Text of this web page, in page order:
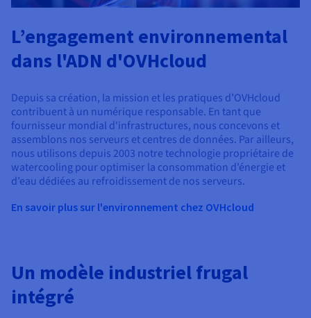
L’engagement environnemental
dans l'ADN d'OVHcloud
Depuis sa création, la mission et les pratiques d’OVHcloud
contribuent à un numérique responsable. En tant que
fournisseur mondial d'infrastructures, nous concevons et
assemblons nos serveurs et centres de données. Par ailleurs,
nous utilisons depuis 2003 notre technologie propriétaire de
watercooling pour optimiser la consommation d’énergie et
d’eau dédiées au refroidissement de nos serveurs.
En savoir plus sur l'environnement chez OVHcloud
Un modèle industriel frugal
intégré